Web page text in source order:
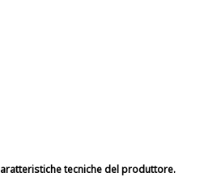
tecniche del produttore.